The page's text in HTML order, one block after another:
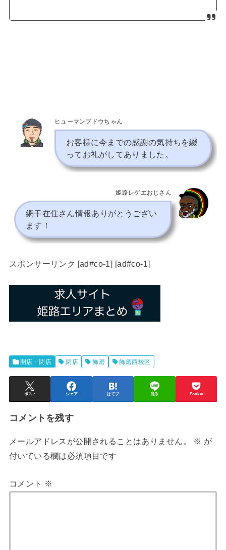
ヒューマンブドウちゃん
お客様に今までの感謝の気持ちを綴
ってお礼がしてありました。
姫路レゲエおじさん
網干在住さん情報ありがとうござい
ます！
スポンサーリンク [ad#co-1] [ad#co-1]
開店・閉店 閉店 飾磨 飾磨西校区
ポスト シェア はてブ 送る Pocket
コメントを残す
メールアドレスが公開されることはありません。 ※ が
付いている欄は必須項目です
コメント ※